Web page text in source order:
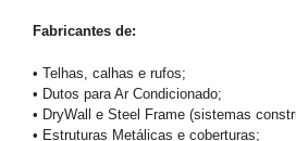
Fabricantes de:
• Telhas, calhas e rufos;
• Dutos para Ar Condicionado;
• DryWall e Steel Frame (sistemas
• Estruturas Metálicas e coberturas;